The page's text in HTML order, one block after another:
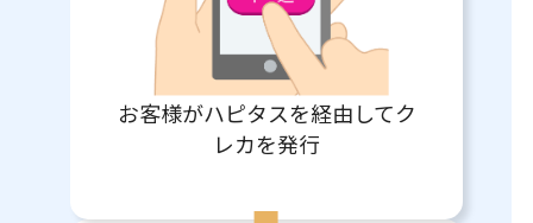
お客様がハピタスを経由してク
レカを発行